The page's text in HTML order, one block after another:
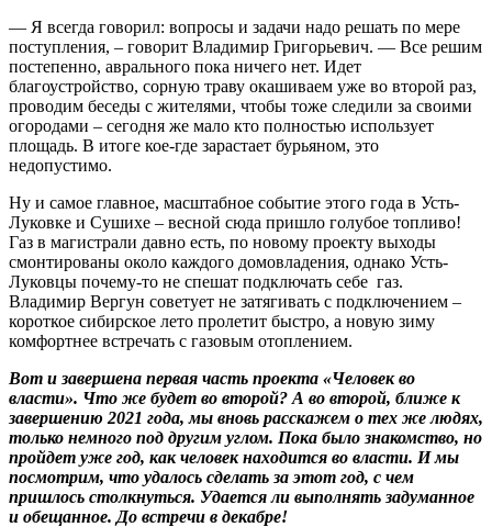
— Я всегда говорил: вопросы и задачи надо решать по мере
поступления, – говорит Владимир Григорьевич. — Все решим
постепенно, аврального пока ничего нет. Идет
благоустройство, сорную траву окашиваем уже во второй раз,
проводим беседы с жителями, чтобы тоже следили за своими
огородами – сегодня же мало кто полностью использует
площадь. В итоге кое-где зарастает бурьяном, это
недопустимо.
Ну и самое главное, масштабное событие этого года в Усть-
Луковке и Сушихе – весной сюда пришло голубое топливо!
Газ в магистрали давно есть, по новому проекту выходы
смонтированы около каждого домовладения, однако Усть-
Луковцы почему-то не спешат подключать себе газ.
Владимир Вергун советует не затягивать с подключением –
короткое сибирское лето пролетит быстро, а новую зиму
комфортнее встречать с газовым отоплением.
Вот и завершена первая часть проекта «Человек во
власти». Что же будет во второй? А во второй, ближе к
завершению 2021 года, мы вновь расскажем о тех же людях,
только немного под другим углом. Пока было знакомство, но
пройдет уже год, как человек находится во власти. И мы
посмотрим, что удалось сделать за этот год, с чем
пришлось столкнуться. Удается ли выполнять задуманное
и обещанное. До встречи в декабре!